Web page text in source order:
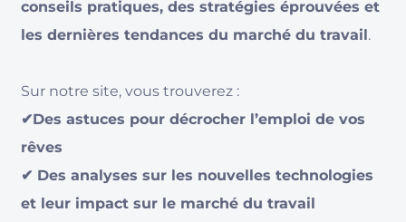
conseils pratiques, des stratégies éprouvées et
les dernières tendances du marché du travail.
Sur notre site, vous trouverez :
✔Des astuces pour décrocher l’emploi de vos
rêves
✔ Des analyses sur les nouvelles technologies
et leur impact sur le marché du travail